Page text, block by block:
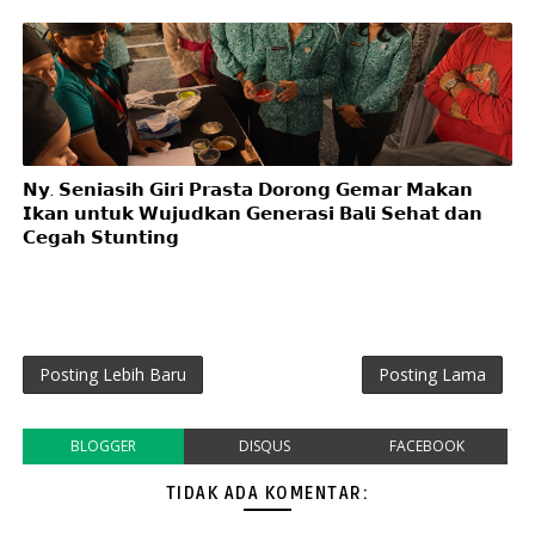
𝗡𝘆. 𝗦𝗲𝗻𝗶𝗮𝘀𝗶𝗵 𝗚𝗶𝗿𝗶 𝗣𝗿𝗮𝘀𝘁𝗮 𝗗𝗼𝗿𝗼𝗻𝗴 𝗚𝗲𝗺𝗮𝗿 𝗠𝗮𝗸𝗮𝗻
𝗜𝗸𝗮𝗻 𝘂𝗻𝘁𝘂𝗸 𝗪𝘂𝗷𝘂𝗱𝗸𝗮𝗻 𝗚𝗲𝗻𝗲𝗿𝗮𝘀𝗶 𝗕𝗮𝗹𝗶 𝗦𝗲𝗵𝗮𝘁 𝗱𝗮𝗻
𝗖𝗲𝗴𝗮𝗵 𝗦𝘁𝘂𝗻𝘁𝗶𝗻𝗴
Posting Lebih Baru Posting Lama
BLOGGER DISQUS FACEBOOK
TIDAK ADA KOMENTAR: